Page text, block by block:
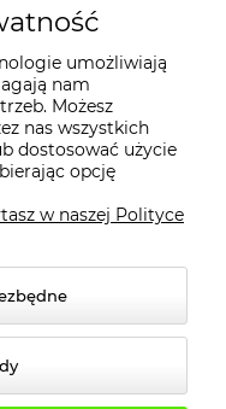
umożliwiają
nam
Możesz
nas wszystkich
dostosować użycie
opcję
w naszej Polityce